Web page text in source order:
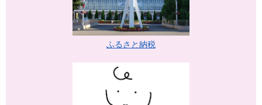
ふるさと納税